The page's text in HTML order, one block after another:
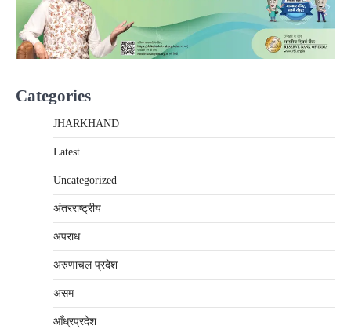
Categories
JHARKHAND
Latest
Uncategorized
अंतरराष्‍ट्रीय
अपराध
अरुणाचल प्रदेश
असम
आँध्रप्रदेश